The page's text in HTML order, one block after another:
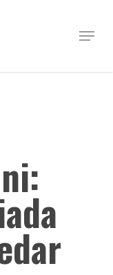
Menu
Close